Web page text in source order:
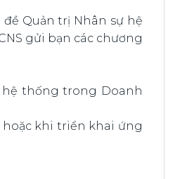
Quản trị Nhân sự hệ
gửi bạn các chương
hệ thống trong Doanh
khi triển khai ứng